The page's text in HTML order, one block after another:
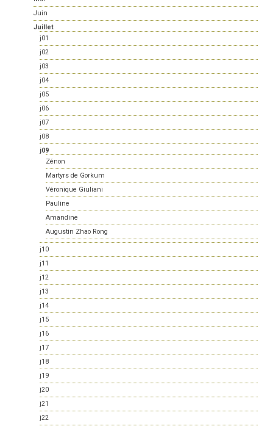
Juin
Juillet
j01
j02
j03
j04
j05
j06
j07
j08
j09
Zénon
Martyrs de Gorkum
Véronique Giuliani
Pauline
Amandine
Augustin Zhao Rong
j10
j11
j12
j13
j14
j15
j16
j17
j18
j19
j20
j21
j22